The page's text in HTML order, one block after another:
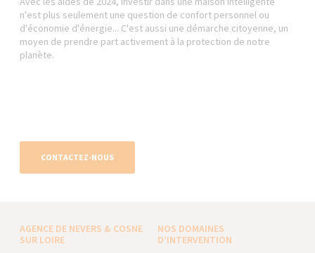
n'est plus seulement une question de confort personnel ou
d'économie d'énergie... C'est aussi une démarche citoyenne, un
moyen de prendre part activement à la protection de notre
planète.
CONTACTEZ-NOUS
AGENCE DE NEVERS & COSNE
SUR LOIRE
NOS DOMAINES
D’INTERVENTION